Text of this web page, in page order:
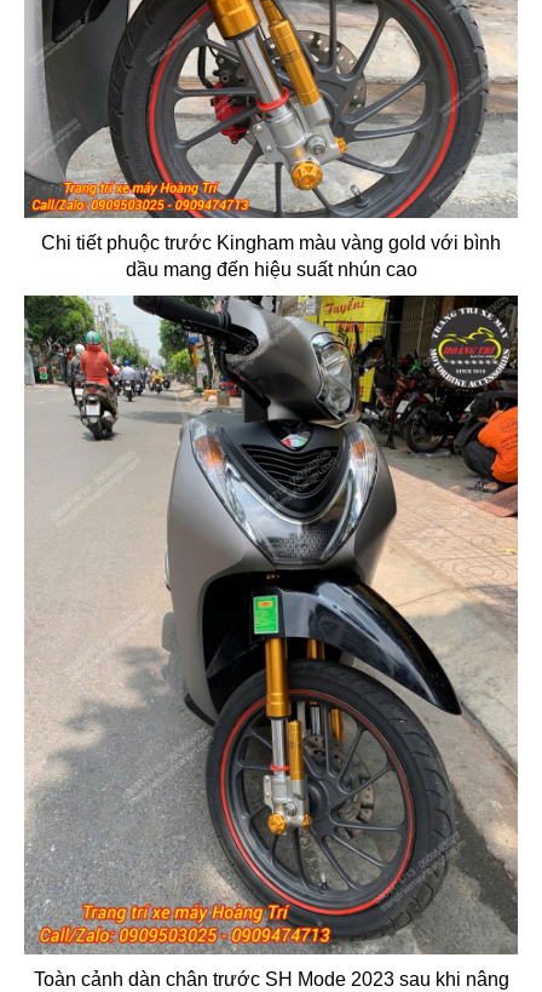
Chi tiết phuộc trước Kingham màu vàng gold với bình
dầu mang đến hiệu suất nhún cao
Toàn cảnh dàn chân trước SH Mode 2023 sau khi nâng